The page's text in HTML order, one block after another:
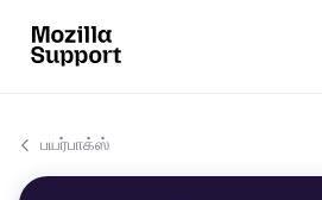
பயர்பாக்ஸ்